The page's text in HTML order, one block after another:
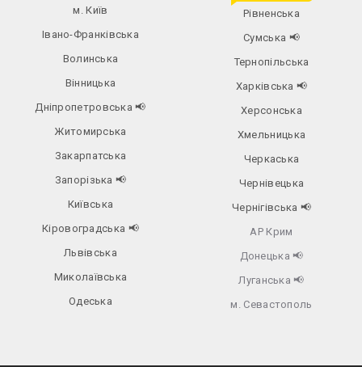
м. Київ
Івано-Франківська
Волинська
Вінницька
Дніпропетровська📢
Житомирська
Закарпатська
Запорізька 📢
Київська
Кіровоградська 📢
Львівська
Миколаївська
Одеська
Рівненська
Сумська 📢
Тернопільська
Харківська 📢
Херсонська
Хмельницька
Черкаська
Чернівецька
Чернігівська 📢
АР Крим
Донецька 📢
Луганська 📢
м. Севастополь